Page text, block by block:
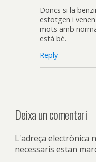
Doncs si la
estotgen i
mots amb
està bé.
Reply
Deixa un comentari
L'adreça electrònica
necessaris estan